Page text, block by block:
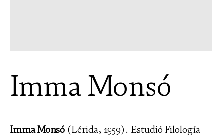
Imma Monsó
Imma Monsó (Lérida, 1959). Estudió Filología